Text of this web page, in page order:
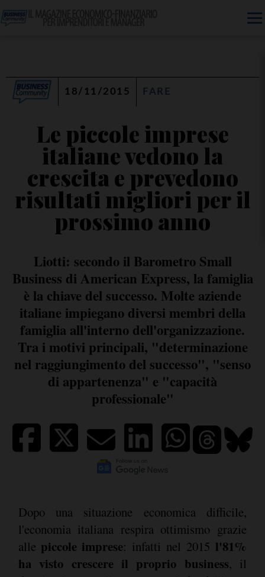
18/11/2015 FARE
Le piccole imprese
italiane vedono la
crescita e prevedono
risultati migliori per il
prossimo anno
Liotti: secondo il Barometro Small
Business di American Express, la famiglia
è la chiave del successo. Molte aziende
italiane impiegano diversi membri della
famiglia all'interno dell'organizzazione.
Tra i motivi principali, "determinazione
nel raggiungimento del successo", "senso
di appartenenza" e "capacità
professionale"
Dopo una situazione economica difficile,
l'economia italiana respira ottimismo grazie
alle piccole imprese: infatti nel 2015 l'81%
ha visto crescere il proprio business, il